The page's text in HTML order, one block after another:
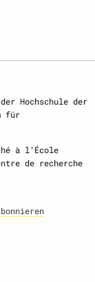
Hochschule der
für
à l‘École
de recherche